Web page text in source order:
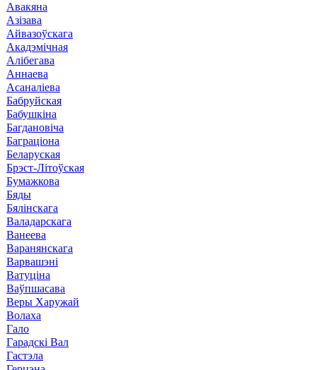
Авакяна
Азізава
Айвазоўскага
Акадэмічная
Алібегава
Аннаева
Асаналіева
Бабруйская
Бабушкіна
Багдановіча
Баграціона
Беларуская
Брэст-Літоўская
Бумажкова
Бяды
Бялінскага
Валадарскага
Ванеева
Варанянскага
Варвашэні
Ватуціна
Ваўпшасава
Веры Харужай
Волаха
Гало
Гарадскі Вал
Гастэла